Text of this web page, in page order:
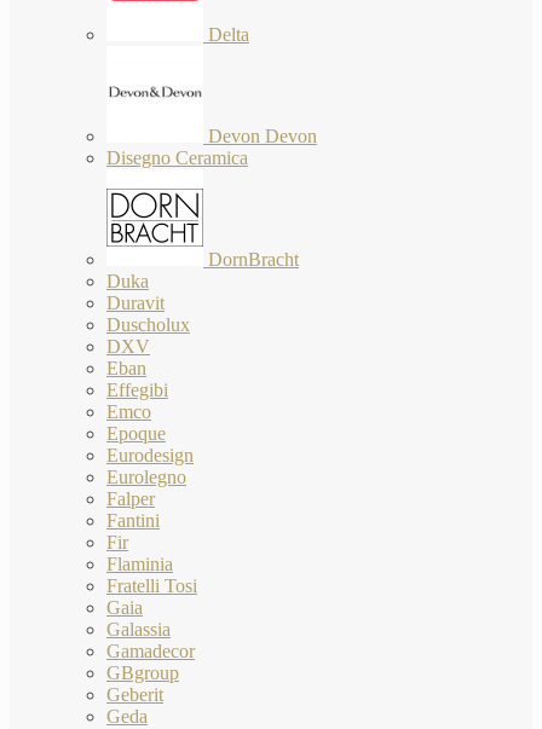
Delta
Devon Devon
Disegno Ceramica
DornBracht
Duka
Duravit
Duscholux
DXV
Eban
Effegibi
Emco
Epoque
Eurodesign
Eurolegno
Falper
Fantini
Fir
Flaminia
Fratelli Tosi
Gaia
Galassia
Gamadecor
GBgroup
Geberit
Geda